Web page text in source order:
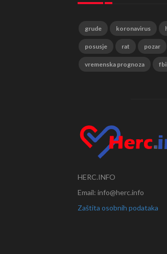
grude koronavirus
posusje rat pozar
vremenska prognoza
HERC.INFO
Email: info@herc.info
Zaštita osobnih podataka